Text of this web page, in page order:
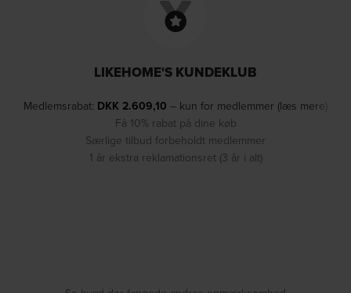
LIKEHOME'S KUNDEKLUB
Medlemsrabat: DKK 2.609,10 – kun for medlemmer (læs mere)
Få 10% rabat på dine køb
Særlige tilbud forbeholdt medlemmer
1 år ekstra reklamationsret (3 år i alt)